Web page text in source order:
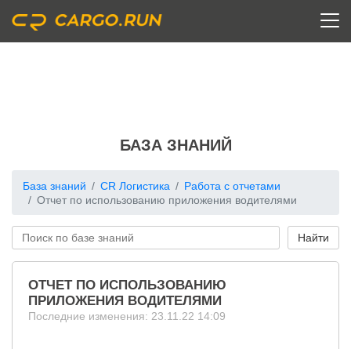
БАЗА ЗНАНИЙ
База знаний CR Логистика
Работа с отчетами
Отчет по использованию приложения водителями
ОТЧЕТ ПО ИСПОЛЬЗОВАНИЮ
ПРИЛОЖЕНИЯ ВОДИТЕЛЯМИ
Последние изменения: 23.11.22 14:09